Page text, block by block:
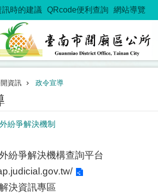
時的建議 QRcode便利查詢 網站導覽
資訊 政令宣導
紛爭解決機制
紛爭解決機構查詢平台
決資訊專區